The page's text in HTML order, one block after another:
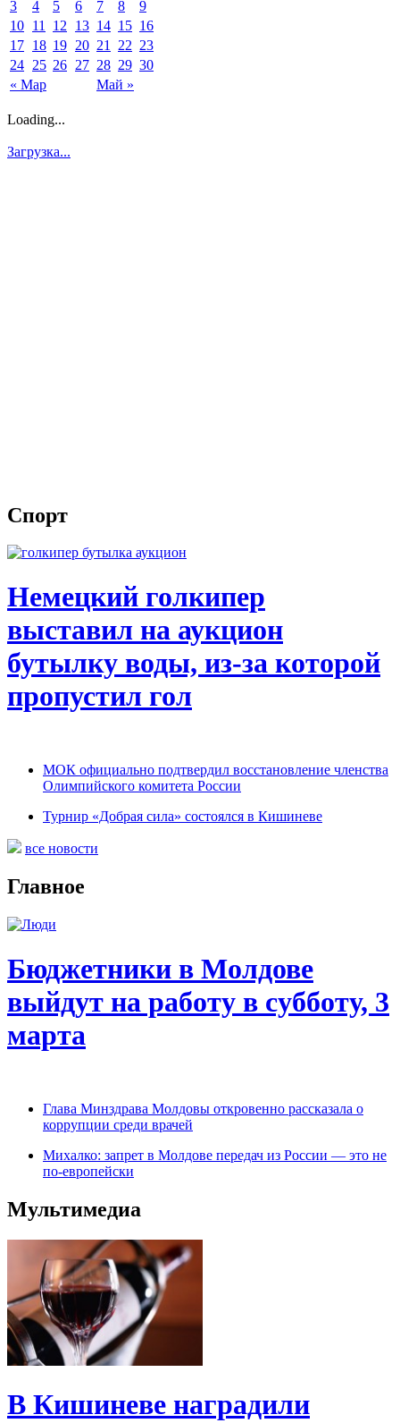
« Мар Май »
3
4 5 6 7 8
9
10 11 12 13 14 15 16
17 18 19 20 21 22 23
24 25 26 27 28 29 30
Loading...
Загрузка...
Спорт
Немецкий голкипер
выставил на аукцион
бутылку воды, из-за которой
пропустил гол
МОК официально подтвердил восстановление членства
Олимпийского комитета России
Турнир «Добрая сила» состоялся в Кишиневе
все новости
Главное
Бюджетники в Молдове
выйдут на работу в субботу, 3
марта
Глава Минздрава Молдовы откровенно рассказала о
коррупции среди врачей
Михалко: запрет в Молдове передач из России — это не
по-европейски
Мультимедиа
В Кишиневе наградили